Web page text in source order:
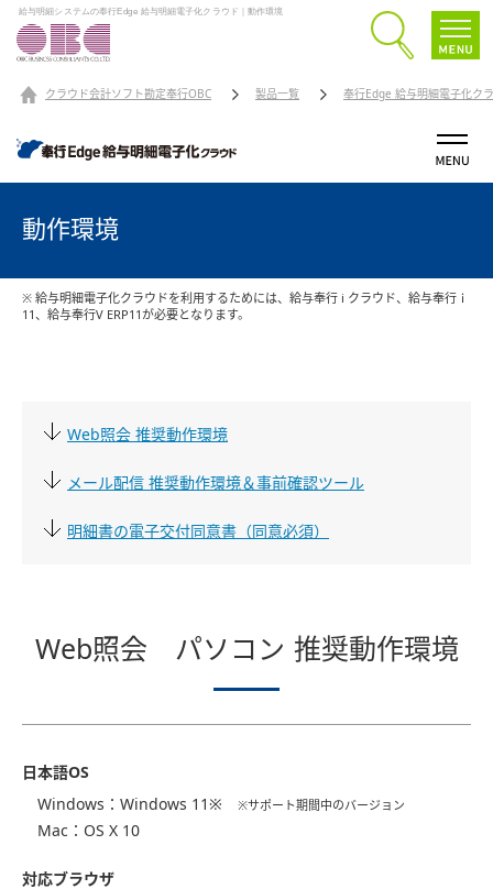
給与明細システムの奉行Edge 給与明細電子化クラウド｜動作環境
クラウド会計ソフト勘定奉行OBC 製品一覧 奉行Edge 給与明細電子化ク
動作環境
※ 給与明細電子化クラウドを利用するためには、給与奉行 i クラウド、給与奉行ｉ
11、給与奉行V ERP11が必要となります。
Web照会 推奨動作環境
メール配信 推奨動作環境＆事前確認ツール
明細書の電子交付同意書（同意必須）
Web照会 パソコン 推奨動作環境
⽇本語OS
Windows：Windows 11※ ※サポート期間中のバージョン
Mac：OS X 10
対応ブラウザ